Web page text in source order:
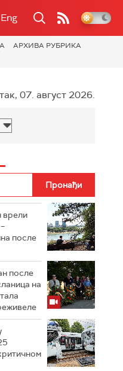
Eng
АРХИВА РУБРИКА
07. август 2026.
врели
после
после
на